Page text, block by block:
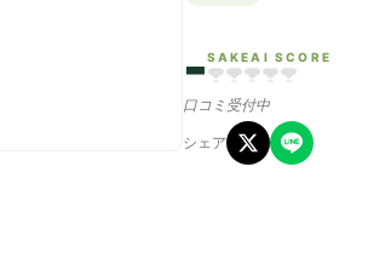
-SAKEAI SCORE
口コミ受付中
シェア